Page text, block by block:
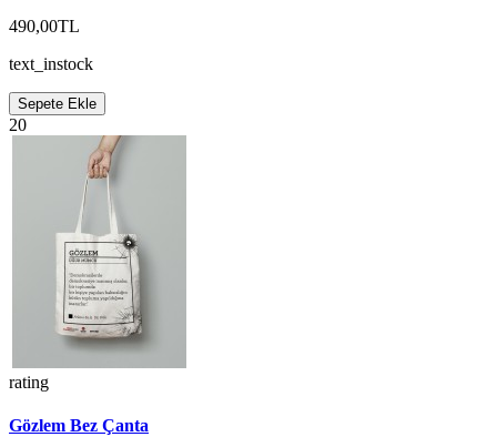
490,00TL
text_instock
Sepete Ekle
20
rating
Gözlem Bez Çanta